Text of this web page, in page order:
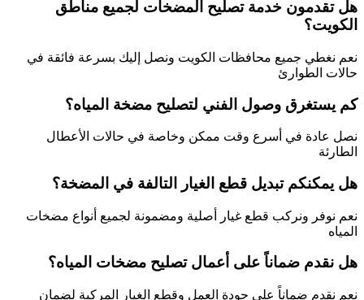
هل تقدمون خدمة تصليح المضخات لجميع مناطق
الكويت؟
نعم نغطي جميع محافظات الكويت ونصل إليك بسرعة فائقة في
حالات الطوارئ
كم يستغرق وصول الفني لتصليح مضخة المياه؟
نصل عادة في أسرع وقت ممكن وخاصة في حالات الأعطال
الطارئة
هل يمكنكم تبديل قطع الغيار التالفة في المضخة؟
نعم نوفر ونركب قطع غيار أصلية ومضمونة لجميع أنواع مضخات
المياه
هل نقدم ضماناً على أعمال تصليح مضخات المياه؟
نعم نقدم ضماناً على جودة العمل وقطع الغيار المركبة لضمان